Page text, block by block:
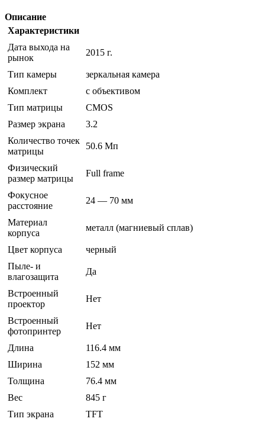
Описание
Характеристики
Дата выхода на
рынок
2015 г.
Тип камеры
зеркальная камера
Комплект
с объективом
Тип матрицы
CMOS
Размер экрана
3.2
Количество точек
матрицы
50.6 Мп
Физический
размер матрицы
Full frame
Фокусное
расстояние
24 — 70 мм
Материал
корпуса
металл (магниевый сплав)
Цвет корпуса
черный
Пыле- и
влагозащита
Да
Встроенный
проектор
Нет
Встроенный
фотопринтер
Нет
Длина
116.4 мм
Ширина
152 мм
Толщина
76.4 мм
Вес
845 г
Тип экрана
TFT